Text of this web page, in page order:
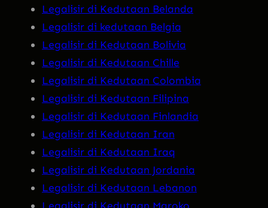
Legalisir di Kedutaan Belanda
Legalisir di kedutaan Belgia
Legalisir di Kedutaan Bolivia
Legalisir di Kedutaan Chille
Legalisir di Kedutaan Colombia
Legalisir di Kedutaan Filipina
Legalisir di Kedutaan Finlandia
Legalisir di Kedutaan Iran
Legalisir di Kedutaan Iraq
Legalisir di Kedutaan Jordania
Legalisir di Kedutaan Lebanon